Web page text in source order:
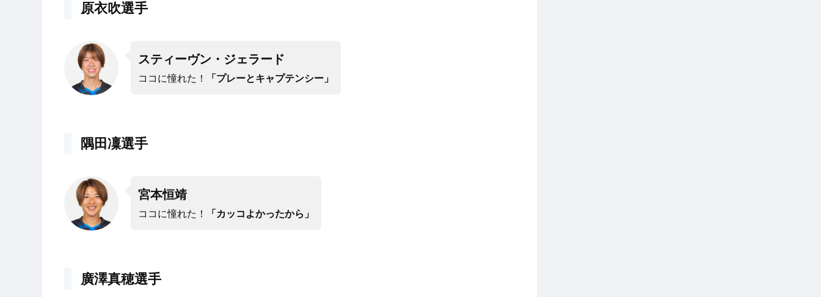
原衣吹選手
スティーヴン・ジェラード
ココに憧れた！ 「プレーとキャプテンシー」
隅田凜選手
宮本恒靖
ココに憧れた！ 「カッコよかったから」
廣澤真穂選手